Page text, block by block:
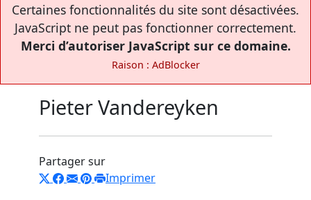
Certaines fonctionnalités du site sont désactivées.
JavaScript ne peut pas fonctionner correctement.
Merci d’autoriser JavaScript sur ce domaine.
Raison : AdBlocker
Pieter Vandereyken
Partager sur
Imprimer